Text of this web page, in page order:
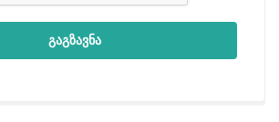
გაგზავნა